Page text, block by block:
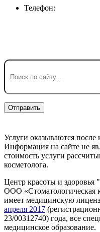
Телефон:
Услуги оказываются после
Информация на сайте не
стоимость услуги
косметолога.
Центр красоты и
ООО
имеет медицинскую
апреля 2017
23/00312740) года, все
медицинское образование.